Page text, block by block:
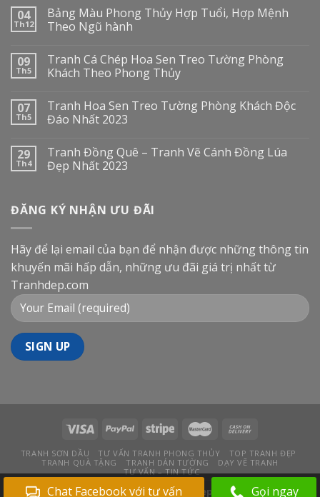
04
Th12
Bảng Màu Phong Thủy Hợp Tuổi, Hợp Mệnh
Theo Ngũ hành
09
Th5
Tranh Cá Chép Hoa Sen Treo Tường Phòng
Khách Theo Phong Thủy
07
Th5
Tranh Hoa Sen Treo Tường Phòng Khách Độc
Đáo Nhất 2023
29
Th4
Tranh Đồng Quê – Tranh Vẽ Cánh Đồng Lúa
Đẹp Nhất 2023
ĐĂNG KÝ NHẬN ƯU ĐÃI
Hãy để lại email của bạn để nhận được những thông tin
khuyến mãi hấp dẫn, những ưu đãi giá trị nhất từ
Tranhdep.com
TRANH SƠN DẦU TƯ VẤN TRANH PHONG THỦY
TOP TRANH ĐẸP
TRANH QUÀ TẶNG
TRANH DÁN TƯỜNG
DẠY VẼ TRANH
TƯ VẤN – TIN TỨC
Bản quyền 2026 ©Tranhdep.com
Chat Facebook với tư vấn Gọi ngay